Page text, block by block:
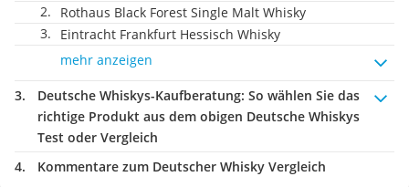
Rothaus Black Forest Single Malt Whisky
Eintracht Frankfurt Hessisch Whisky
mehr anzeigen
Deutsche Whiskys-Kaufberatung: So wählen Sie das
richtige Produkt aus dem obigen Deutsche Whiskys
Test oder Vergleich
Kommentare zum Deutscher Whisky Vergleich